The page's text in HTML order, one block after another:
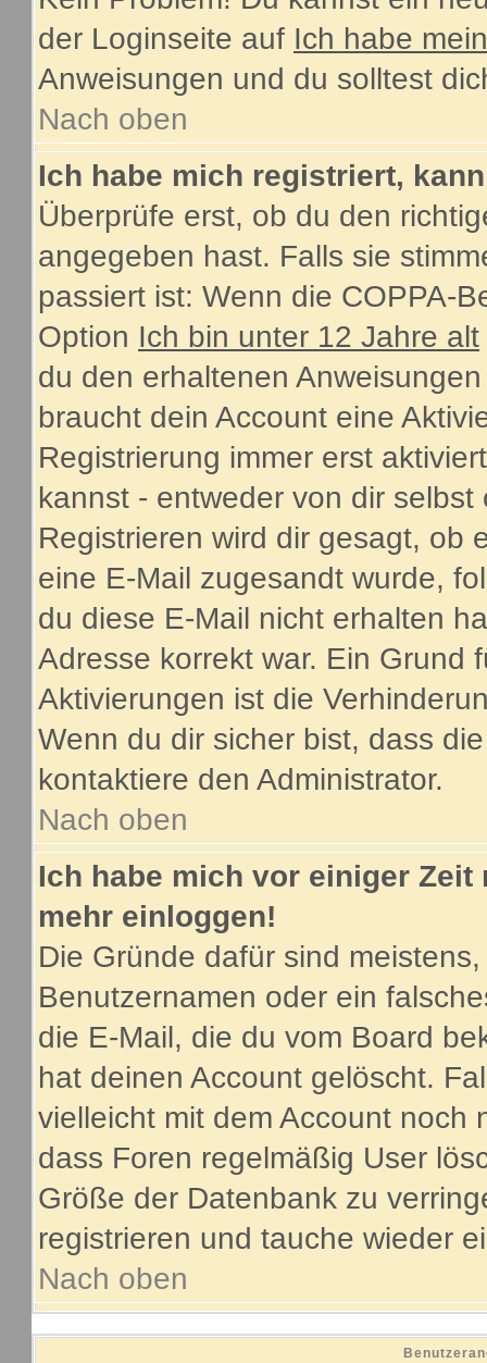
der Loginseite auf Ich habe
Anweisungen und du solltest
Nach oben
Ich habe mich registriert,
Überprüfe erst, ob du den
angegeben hast. Falls sie
passiert ist: Wenn die COPPA-
Option Ich bin unter 12 Jahre alt
du den erhaltenen
braucht dein Account eine
Registrierung immer erst
kannst - entweder von dir
Registrieren wird dir gesagt, ob
eine E-Mail zugesandt wurde,
du diese E-Mail nicht erhalten
Adresse korrekt war. Ein Grund
Aktivierungen ist die
Wenn du dir sicher bist, dass
kontaktiere den Administrator.
Nach oben
Ich habe mich vor einiger
mehr einloggen!
Die Gründe dafür sind
Benutzernamen oder ein
die E-Mail, die du vom Board
hat deinen Account gelöscht.
vielleicht mit dem Account noch
dass Foren regelmäßig User
Größe der Datenbank zu
registrieren und tauche wieder
Nach oben